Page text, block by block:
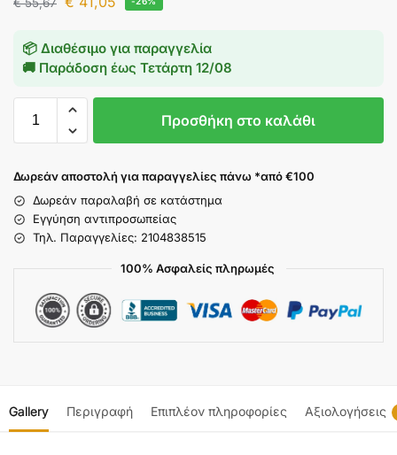
📦 Διαθέσιμο για παραγγελία
🚚 Παράδοση έως Τετάρτη 12/08
Προσθήκη στο καλάθι
Δωρεάν αποστολή για παραγγελίες πάνω *από €100
Δωρεάν παραλαβή σε κατάστημα
Εγγύηση αντιπροσωπείας
Τηλ. Παραγγελίες: 2104838515
100% Ασφαλείς πληρωμές
Gallery Περιγραφή Επιπλέον πληροφορίες Αξιολογήσεις